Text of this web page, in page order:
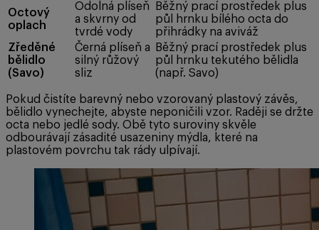
Octový
oplach
Odolná plíseň
a skvrny od
tvrdé vody
Běžný prací prostředek plus
půl hrnku bílého octa do
přihrádky na aviváž
Zředěné
bělidlo
(Savo)
Černá plíseň a
silný růžový
sliz
Běžný prací prostředek plus
půl hrnku tekutého bělidla
(např. Savo)
Pokud čistíte barevný nebo vzorovaný plastový závěs,
bělidlo vynechejte, abyste neponičili vzor. Raději se držte
octa nebo jedlé sody. Obě tyto suroviny skvěle
odbourávají zásadité usazeniny mýdla, které na
plastovém povrchu tak rády ulpívají.